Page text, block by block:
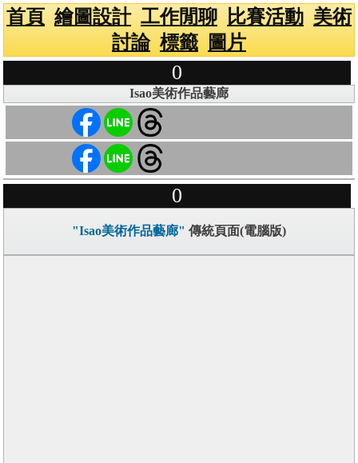
首頁 繪圖設計 工作閒聊 比賽活動 美術
討論 標籤 圖片
0
Isao美術作品藝廊
0
"Isao美術作品藝廊" 傳統頁面(電腦版)